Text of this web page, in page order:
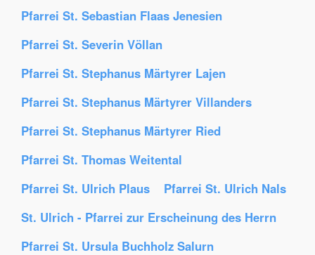
Pfarrei St. Sebastian Flaas Jenesien
Pfarrei St. Severin Völlan
Pfarrei St. Stephanus Märtyrer Lajen
Pfarrei St. Stephanus Märtyrer Villanders
Pfarrei St. Stephanus Märtyrer Ried
Pfarrei St. Thomas Weitental
Pfarrei St. Ulrich Plaus
Pfarrei St. Ulrich Nals
St. Ulrich - Pfarrei zur Erscheinung des Herrn
Pfarrei St. Ursula Buchholz Salurn